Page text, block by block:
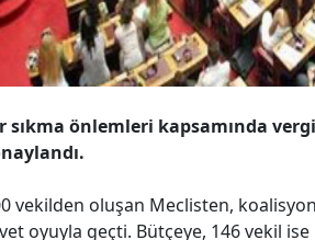
önlemleri kapsamında
vekilden oluşan Meclisten, koalisyon
oyuyla geçti. Bütçeye, 146 vekil ise